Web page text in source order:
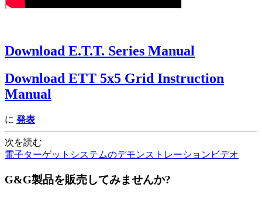
Download E.T.T. Series Manual
Download ETT 5x5 Grid Instruction
Manual
に 発表
次を読む
電子ターゲットシステムのデモンストレーションビデオ
G&G製品を販売してみませんか?